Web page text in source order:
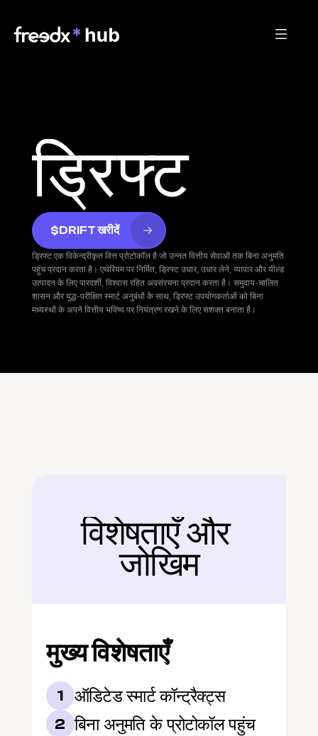
ड्रिफ्ट
$DRIFT खरीदें
ड्रिफ्ट एक विकेन्द्रीकृत वित्त प्रोटोकॉल है जो उन्नत वित्तीय सेवाओं तक बिना अनुमति
पहुंच प्रदान करता है। एथेरियम पर निर्मित, ड्रिफ्ट उधार, उधार लेने, व्यापार और यील्ड
उत्पादन के लिए पारदर्शी, विश्वास रहित अवसंरचना प्रदान करता है। समुदाय-चालित
शासन और युद्ध-परीक्षित स्मार्ट अनुबंधों के साथ, ड्रिफ्ट उपयोगकर्ताओं को बिना
मध्यस्थों के अपने वित्तीय भविष्य पर नियंत्रण रखने के लिए सशक्त बनाता है।
बैक
विशेषताएँ और
जोखिम
मुख्य विशेषताएँ
1 ऑडिटेड स्मार्ट कॉन्ट्रैक्ट्स
2 बिना अनुमति के प्रोटोकॉल पहुंच